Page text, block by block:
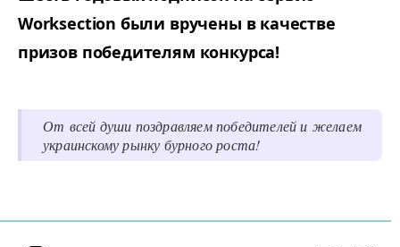
Worksection были вручены в качестве
призов победителям конкурса!
От всей души поздравляем победителей и желаем
украинскому рынку бурного роста!